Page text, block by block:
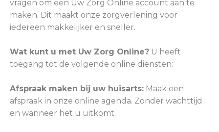
vragen om een Uw Zorg Online account aan te
maken. Dit maakt onze zorgverlening voor
iedereen makkelijker en sneller.
Wat kunt u met Uw Zorg Online? U heeft
toegang tot de volgende online diensten:
Afspraak maken bij uw huisarts: Maak een
afspraak in onze online agenda. Zonder wachttijd
en wanneer het u uitkomt.